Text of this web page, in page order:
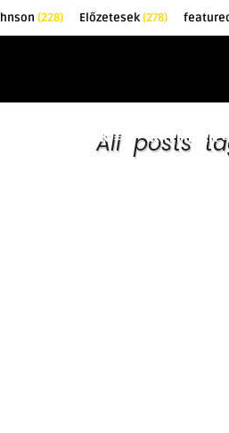
(228) Előzetesek(278)
ÉRDEKESSÉGEK KRITIKÁK
All posts